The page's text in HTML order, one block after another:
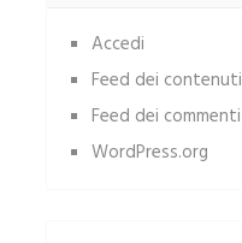
Accedi
Feed dei contenuti
Feed dei commenti
WordPress.org